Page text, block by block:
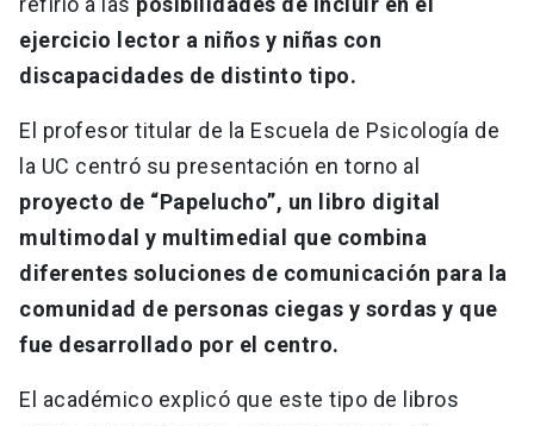
ejercicio lector a niños y niñas con
discapacidades de distinto tipo.
El profesor titular de la Escuela de Psicología de
la UC centró su presentación en torno al
proyecto de “Papelucho”, un libro digital
multimodal y multimedial que combina
diferentes soluciones de comunicación para la
comunidad de personas ciegas y sordas y que
fue desarrollado por el centro.
El académico explicó que este tipo de libros